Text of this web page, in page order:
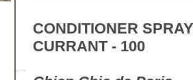
CONDITIONER
CURRANT - 100